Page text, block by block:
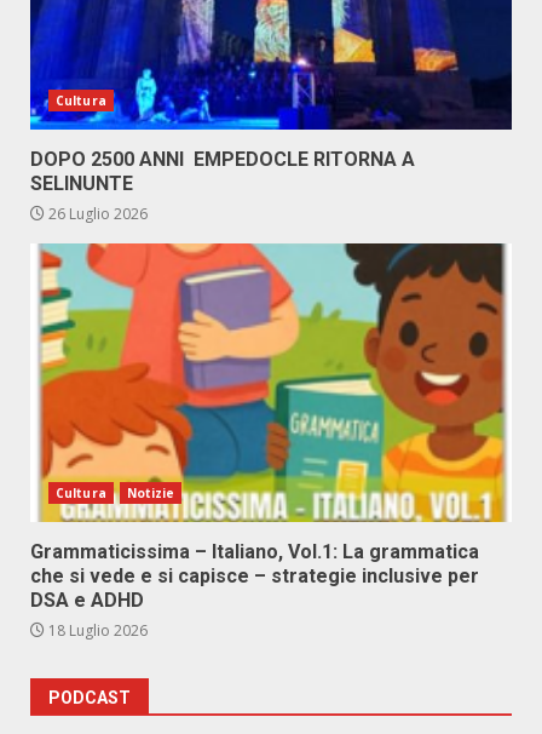
Cultura
DOPO 2500 ANNI EMPEDOCLE RITORNA A
SELINUNTE
26 Luglio 2026
Cultura Notizie
Grammaticissima – Italiano, Vol.1: La grammatica
che si vede e si capisce – strategie inclusive per
DSA e ADHD
18 Luglio 2026
PODCAST